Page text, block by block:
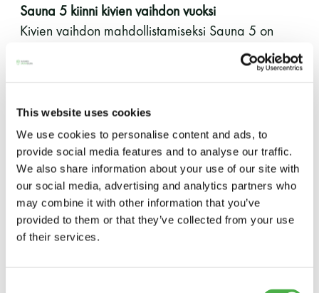
This website uses cookies
We use cookies to personalise content and ads, to
provide social media features and to analyse our traffic.
We also share information about your use of our site with
our social media, advertising and analytics partners who
may combine it with other information that you’ve
provided to them or that they’ve collected from your use
of their services.
Tietosuojaseloste
Saunaseuran tarkoitus
Suomen Saunaseura vaalii perinteisiä, kohteliaita
saunomistapoja, joiden perustana on toisten
saunarauhan kunnioittaminen. Seura vaalii
saunakulttuuria ja pyrkii kehittämään suomalaista
Sauna 5 kiinni kivien vaihdon vuoksi
Kivien vaihdon mahdollistamiseksi Sauna 5 on
jäähdyttelytauolla torstaista 28.10. alkaen.
Sampo lämpenee viimeistään tiistaiksi.
Saunatalo avautuu marraskuun alusta lähtien jo
kello 12.00
Marraskuun huoltomaanantain jälkeen Saunatalon
ovet avautuvat jo kello 12.00 alkaen. Haluamme
laajentaa aukioloaikoja vähitellen kävijämäärien
alkaessa toivottavasti nousta.
Saunatalon loppuvuoden ja vuoden 2022 alun